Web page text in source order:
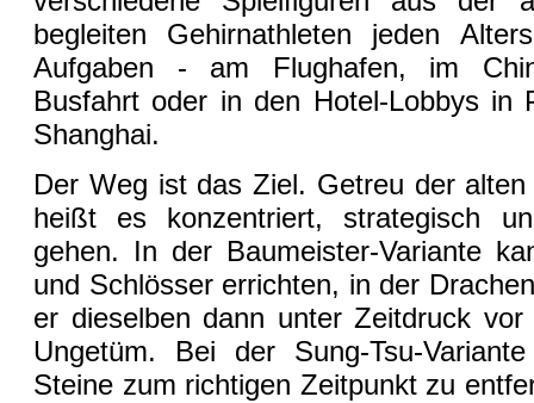
begleiten Gehirnathleten jeden
Aufgaben - am Flughafen, im
Busfahrt oder in den Hotel-Lobbys in
Shanghai.
Der Weg ist das Ziel. Getreu der
heißt es konzentriert, strategisch
gehen. In der Baumeister-Variante
und Schlösser errichten, in der
er dieselben dann unter Zeitdruck vor
Ungetüm. Bei der Sung-Tsu-
Steine zum richtigen Zeitpunkt zu